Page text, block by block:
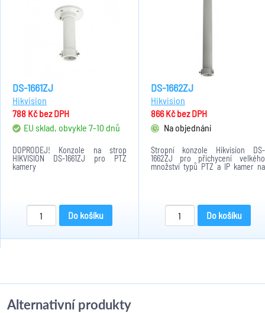
DS-1661ZJ
Hikvision
788 Kčbez DPH
EU sklad, obvykle 7-10 dnů
DOPRODEJ! Konzole na strop
HIKVISION DS-1661ZJ pro PTZ
kamery
Do košíku
DS-1662ZJ
Hikvision
866 Kčbez DPH
Na objednání
Stropní konzole Hikvision DS-
1662ZJ pro přichycení velkého
množství typů PTZ a IP kamer na
strop.V bílem provedení s
Do košíku
Alternativní produkty